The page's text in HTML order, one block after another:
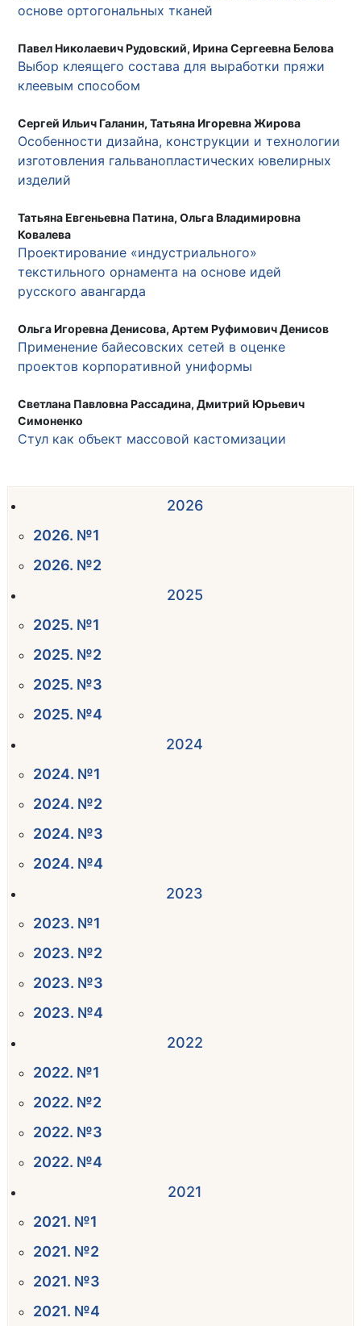
основе ортогональных тканей
Павел Николаевич Рудовский, Ирина Сергеевна Белова
Выбор клеящего состава для выработки пряжи
клеевым способом
Сергей Ильич Галанин, Татьяна Игоревна Жирова
Особенности дизайна, конструкции и технологии
изготовления гальванопластических ювелирных
изделий
Татьяна Евгеньевна Патина, Ольга Владимировна
Ковалева
Проектирование «индустриального»
текстильного орнамента на основе идей
русского авангарда
Ольга Игоревна Денисова, Артем Руфимович Денисов
Применение байесовских сетей в оценке
проектов корпоративной униформы
Светлана Павловна Рассадина, Дмитрий Юрьевич
Симоненко
Стул как объект массовой кастомизации
2026
2026. №1
2026. №2
2025
2025. №1
2025. №2
2025. №3
2025. №4
2024
2024. №1
2024. №2
2024. №3
2024. №4
2023
2023. №1
2023. №2
2023. №3
2023. №4
2022
2022. №1
2022. №2
2022. №3
2022. №4
2021
2021. №1
2021. №2
2021. №3
2021. №4